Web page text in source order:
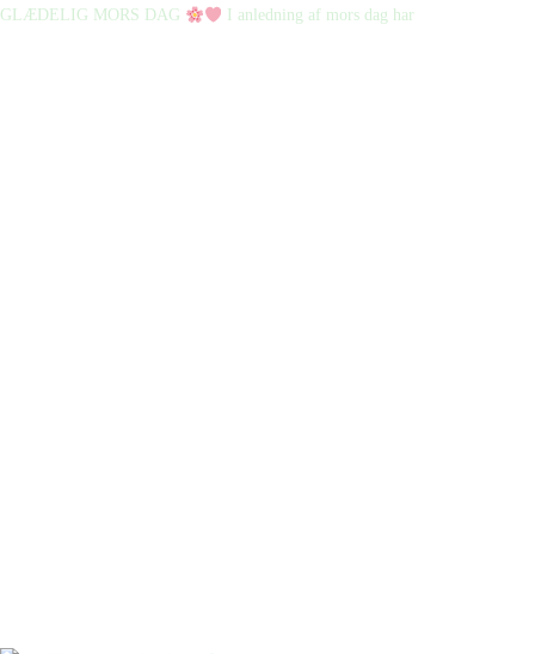
GLÆDELIG MORS DAG I anledning af mors dag har